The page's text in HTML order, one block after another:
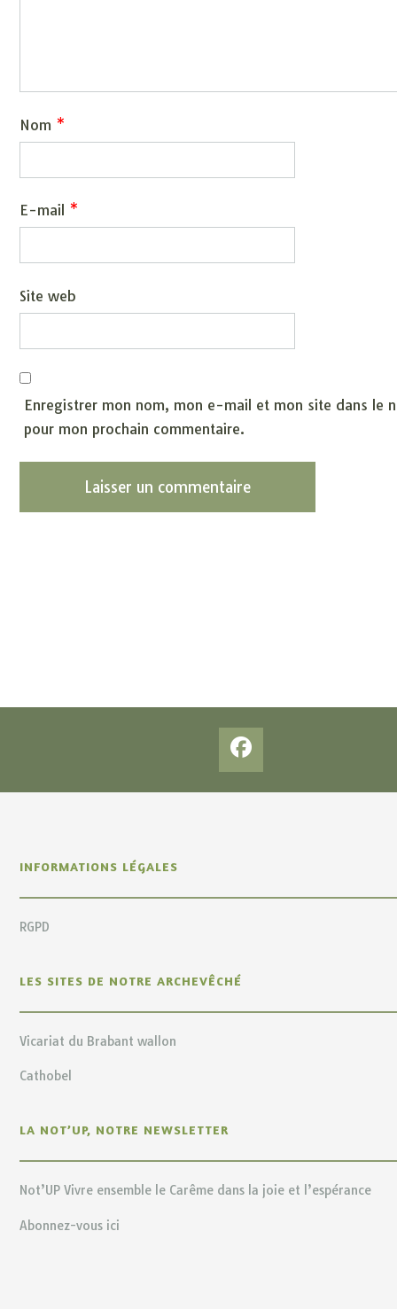
Nom *
E-mail *
Site web
Enregistrer mon nom, mon e-mail et mon site dans le
pour mon prochain commentaire.
INFORMATIONS LÉGALES
RGPD
LES SITES DE NOTRE ARCHEVÊCHÉ
Vicariat du Brabant wallon
Cathobel
LA NOT’UP, NOTRE NEWSLETTER
Not’UP Vivre ensemble le Carême dans la joie et l’espérance
Abonnez-vous ici